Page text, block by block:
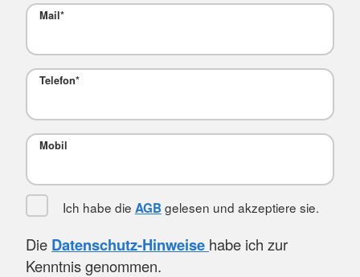
Mail*
Telefon*
Mobil
Ich habe die AGB gelesen und akzeptiere sie.
Die Datenschutz-Hinweise habe ich zur
Kenntnis genommen.